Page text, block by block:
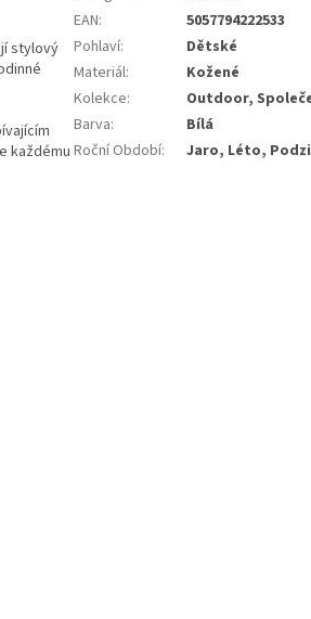
stylový
každému
EAN:
5057794222533
Pohlaví:
Dětské
Materiál:
Kožené
Kolekce:
Outdoor,
Barva:
Bílá
Roční Období: Jaro, Léto,